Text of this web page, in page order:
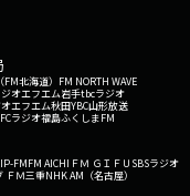
北海道） FM NORTH WAVE
オエフエム岩手tbcラジオ
エフエム秋田YBC山形放送
ラジオ福島ふくしまFM
FMFM AICHI ＦＭ ＧＩＦＵ SBSラジオ
ＦＭ三重NHK AM（名古屋）